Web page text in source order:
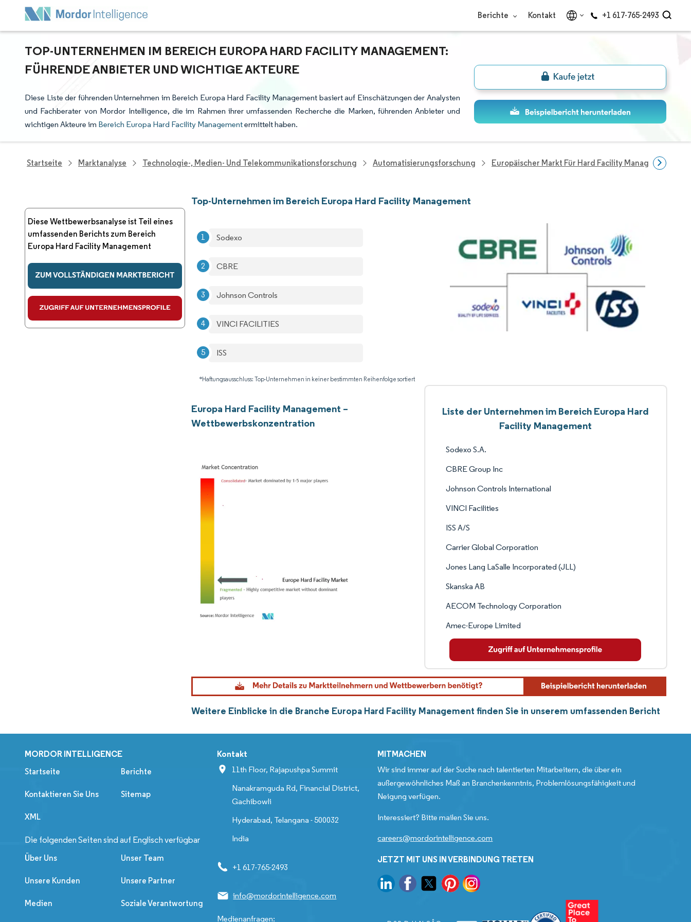
Berichte Kontakt +1 617-765-2493
TOP-UNTERNEHMEN IM BEREICH EUROPA HARD FACILITY MANAGEMENT:
FÜHRENDE ANBIETER UND WICHTIGE AKTEURE
Diese Liste der führenden Unternehmen im Bereich Europa Hard Facility Management basiert auf Einschätzungen der Analysten
und Fachberater von Mordor Intelligence, die im Rahmen ihrer umfassenden Recherche die Marken, führenden Anbieter und
wichtigen Akteure im Bereich Europa Hard Facility Managementermittelt haben.
Startseite Marktanalyse Technologie-, Medien- Und Telekommunikationsforschung Automatisierungsforschung Europäischer Markt Für Hard Facility Management
Diese Wettbewerbsanalyse ist Teil eines
umfassenden Berichts zum Bereich
Europa Hard Facility Management
Top-Unternehmen im Bereich Europa Hard Facility Management
Sodexo
CBRE
Johnson Controls
VINCI FACILITIES
ISS
*Haftungsausschluss: Top-Unternehmen in keiner bestimmten Reihenfolge sortiert
Europa Hard Facility Management –
Wettbewerbskonzentration
Liste der Unternehmen im Bereich Europa Hard
Facility Management
Sodexo S.A.
CBRE Group Inc
Johnson Controls International
VINCI Facilities
ISS A/S
Carrier Global Corporation
Jones Lang LaSalle Incorporated (JLL)
Skanska AB
AECOM Technology Corporation
Amec-Europe Limited
Weitere Einblicke in die Branche Europa Hard Facility Management finden Sie in unserem umfassenden Bericht
MORDOR INTELLIGENCE
Startseite Berichte
Kontaktieren Sie Uns Sitemap
XML
Die folgenden Seiten sind auf Englisch verfügbar
Über Uns Unser Team
Unsere Kunden Unsere Partner
Medien Soziale Verantwortung
Kontakt
11th Floor, Rajapushpa Summit
Nanakramguda Rd, Financial District,
Gachibowli
Hyderabad, Telangana - 500032
India
+1 617-765-2493
info@mordorintelligence.com
Medienanfragen:
MITMACHEN
Wir sind immer auf der Suche nach talentierten Mitarbeitern, die über ein
außergewöhnliches Maß an Branchenkenntnis, Problemlösungsfähigkeit und
Neigung verfügen.
Interessiert? Bitte mailen Sie uns.
careers@mordorintelligence.com
JETZT MIT UNS IN VERBINDUNG TRETEN